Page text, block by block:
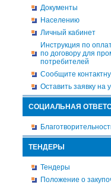
Документы
Населению
Личный кабинет
Инструкция по
по договору для
потребителей
Сообщите
Оставить заявку на
СОЦИАЛЬНАЯ
ТЕНДЕРЫ
Тендеры
Положение о